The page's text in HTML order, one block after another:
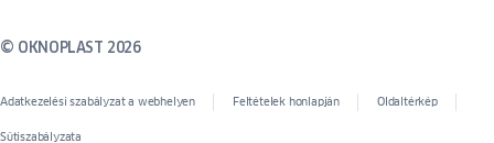
© OKNOPLAST 2026
Adatkezelési szabályzat a webhelyen Feltételek honlapján Oldaltérkép
Sütiszabályzata